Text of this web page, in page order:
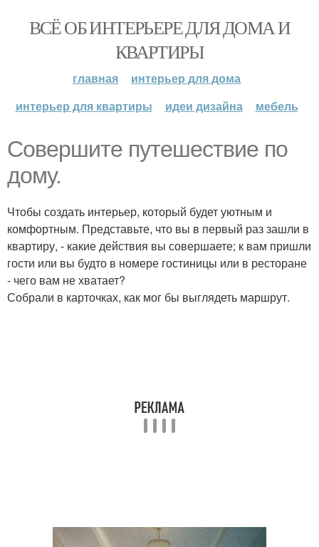
ВСЁ ОБ ИНТЕРЬЕРЕ ДЛЯ ДОМА И
КВАРТИРЫ
главная
интерьер для дома
интерьер для квартиры
идеи дизайна мебель
Совершите путешествие по
дому.
Чтобы создать интерьер, который будет уютным и
комфортным. Представьте, что вы в первый раз зашли в
квартиру, - какие действия вы совершаете; к вам пришли
гости или вы будто в номере гостиницы или в ресторане
- чего вам не хватает?
Собрали в карточках, как мог бы выглядеть маршрут.